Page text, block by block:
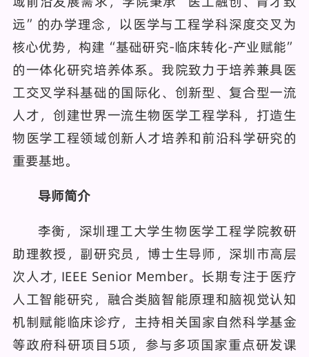
远”的办学理念，以医学与工程学科深度交叉为
核心优势，构建“基础研究-临床转化-产业赋能”
的一体化研究培养体系。我院致力于培养兼具医
工交叉学科基础的国际化、创新型、复合型一流
人才，创建世界一流生物医学工程学科，打造生
物医学工程领域创新人才培养和前沿科学研究的
重要基地。
导师简介
李衡，深圳理工大学生物医学工程学院教研
助理教授，副研究员，博士生导师，深圳市高层
次人才, IEEE Senior Member。长期专注于医疗
人工智能研究，融合类脑智能原理和脑视觉认知
机制赋能临床诊疗，主持相关国家自然科学基金
等政府科研项目5项，参与多项国家重点研发课